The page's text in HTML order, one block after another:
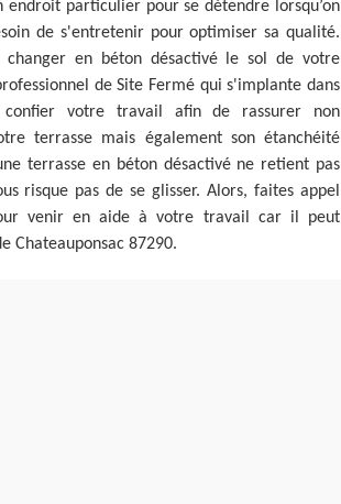
endroit particulier pour se détendre lorsqu’on
de s'entretenir pour optimiser sa qualité.
changer en béton désactivé le sol de votre
de Site Fermé qui s'implante dans
confier votre travail afin de rassurer non
terrasse mais également son étanchéité
terrasse en béton désactivé ne retient pas
risque pas de se glisser. Alors, faites appel
venir en aide à votre travail car il peut
Chateauponsac 87290.